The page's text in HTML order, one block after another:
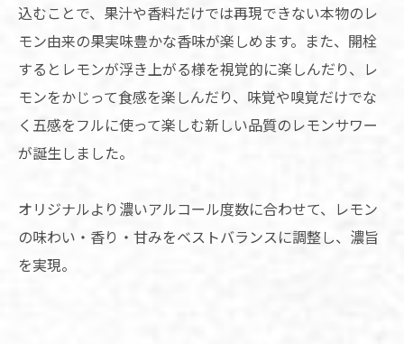
込むことで、果汁や香料だけでは再現できない本物のレ
モン由来の果実味豊かな香味が楽しめます。また、開栓
するとレモンが浮き上がる様を視覚的に楽しんだり、レ
モンをかじって食感を楽しんだり、味覚や嗅覚だけでな
く五感をフルに使って楽しむ新しい品質のレモンサワー
が誕生しました。
オリジナルより濃いアルコール度数に合わせて、レモン
の味わい・香り・甘みをベストバランスに調整し、濃旨
を実現。